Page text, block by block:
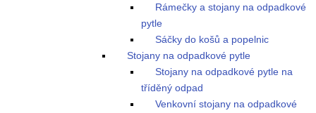
Rámečky a stojany na odpadkové
pytle
Sáčky do košů a popelnic
Stojany na odpadkové pytle
Stojany na odpadkové pytle na
tříděný odpad
Venkovní stojany na odpadkové